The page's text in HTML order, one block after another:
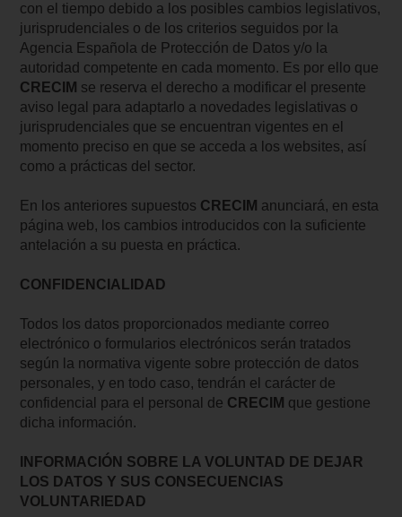
con el tiempo debido a los posibles cambios legislativos,
jurisprudenciales o de los criterios seguidos por la
Agencia Española de Protección de Datos y/o la
autoridad competente en cada momento. Es por ello que
CRECIM se reserva el derecho a modificar el presente
aviso legal para adaptarlo a novedades legislativas o
jurisprudenciales que se encuentran vigentes en el
momento preciso en que se acceda a los websites, así
como a prácticas del sector.
En los anteriores supuestos CRECIM anunciará, en esta
página web, los cambios introducidos con la suficiente
antelación a su puesta en práctica.
CONFIDENCIALIDAD
Todos los datos proporcionados mediante correo
electrónico o formularios electrónicos serán tratados
según la normativa vigente sobre protección de datos
personales, y en todo caso, tendrán el carácter de
confidencial para el personal de CRECIM que gestione
dicha información.
INFORMACIÓN SOBRE LA VOLUNTAD DE DEJAR
LOS DATOS Y SUS CONSECUENCIAS
VOLUNTARIEDAD